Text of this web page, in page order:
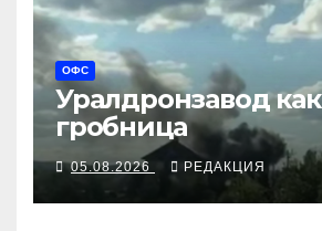
ОФС
Уралдронзавод как
гробница
05.08.2026 РЕДАКЦИЯ